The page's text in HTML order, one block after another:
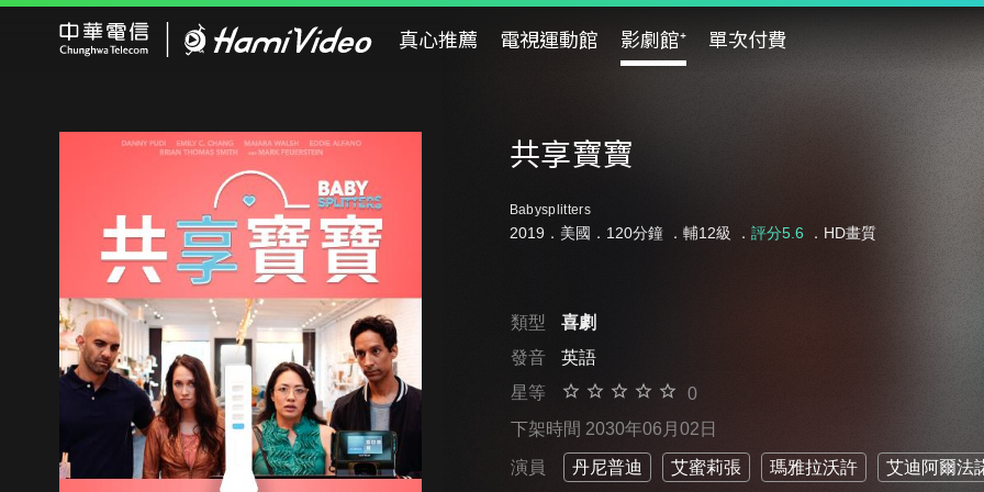
真心推薦 電視運動館 影劇館⁺ 單次付費
共享寶寶
Babysplitters
2019．美國．120分鐘 ． 輔12級 ． 評分5.6 ．HD畫質
類型
喜劇
發音
英語
星等
0
下架時間 2030年06月02日
演員 丹尼普迪 艾蜜莉張 瑪雅拉沃許 艾迪阿爾法